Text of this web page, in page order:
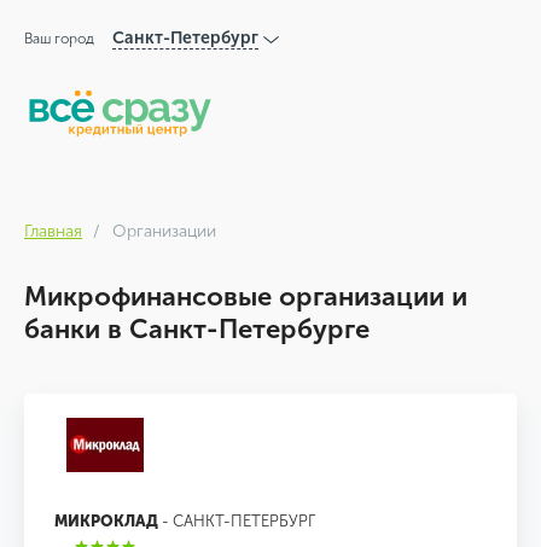
Ваш город Санкт-Петербург
Главная Организации
Микрофинансовые организации и
банки в Санкт-Петербурге
МИКРОКЛАД - САНКТ-ПЕТЕРБУРГ